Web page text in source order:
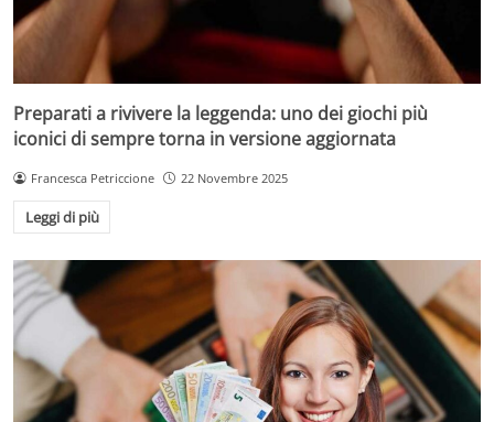
Preparati a rivivere la leggenda: uno dei giochi più
iconici di sempre torna in versione aggiornata
Francesca Petriccione 22 Novembre 2025
Leggi di più